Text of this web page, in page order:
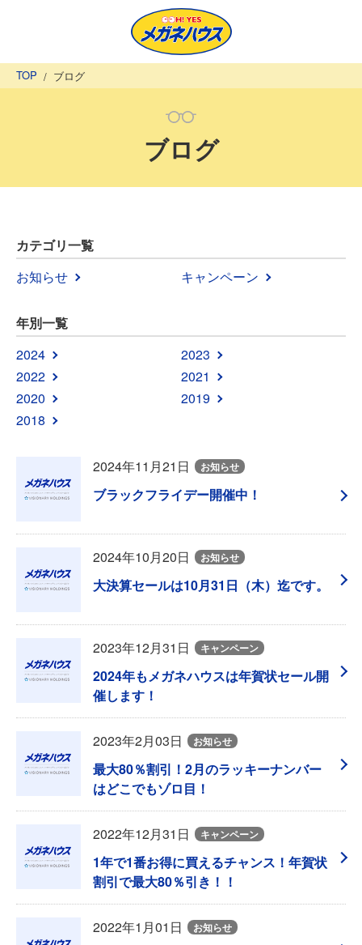
TOP ブログ
ブログ
カテゴリ一覧
お知らせ
キャンペーン
年別一覧
2024
2023
2022
2021
2020
2019
2018
2024年11月21日 お知らせ
ブラックフライデー開催中！
2024年10月20日 お知らせ
大決算セールは10月31日（木）迄です。
2023年12月31日 キャンペーン
2024年もメガネハウスは年賀状セール開
催します！
2023年2月03日 お知らせ
最大80％割引！2月のラッキーナンバー
はどこでもゾロ目！
2022年12月31日 キャンペーン
1年で1番お得に買えるチャンス！年賀状
割引で最大80％引き！！
2022年1月01日 お知らせ